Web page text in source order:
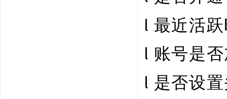
l 最近活
l 账号是
l 是否设